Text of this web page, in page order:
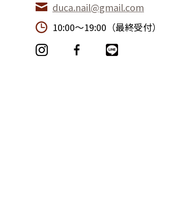
duca.nail@gmail.com
10:00〜19:00（最終受付）